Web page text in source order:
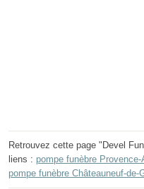
Retrouvez cette page "Devel
liens : pompe funèbre
pompe funèbre Châteauneuf-de-